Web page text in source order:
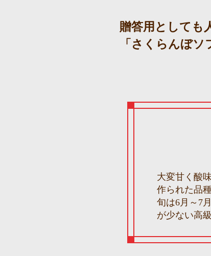
贈答用としても
「さくらんぼソ
大変甘く酸
作られた品種
旬は6月～7
が少ない高